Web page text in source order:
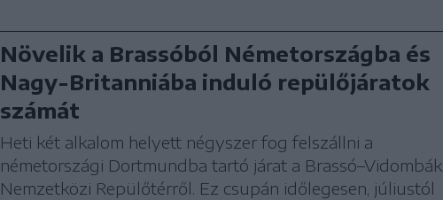
Növelik a Brassóból Németországba és
Nagy-Britanniába induló repülőjáratok
számát
Heti két alkalom helyett négyszer fog felszállni a
németországi Dortmundba tartó járat a Brassó–Vidombák
Nemzetközi Repülőtérről. Ez csupán időlegesen, júliustól